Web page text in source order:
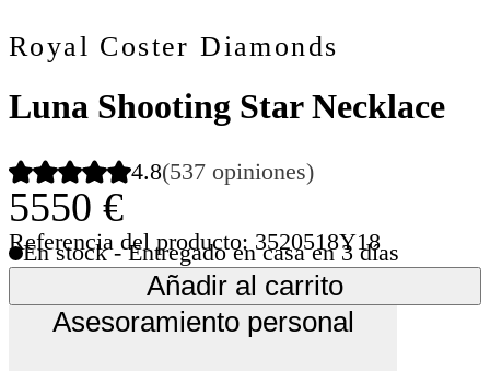
Royal Coster Diamonds
Luna Shooting Star Necklace
4.8(537 opiniones)
5550 €
Referencia del producto: 3520518Y18
En stock - Entregado en casa en 3 días
Añadir al carrito
Asesoramiento personal